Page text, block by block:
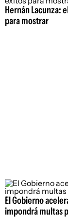
Hernán Lacunza:
para mostrar
El Gobierno
impondrá multas